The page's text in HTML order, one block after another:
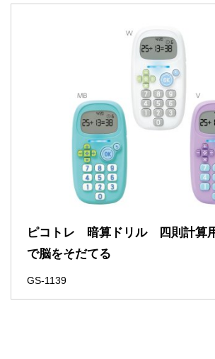
ピコトレ 暗算ドリル 四則計算
で脳をそだてる
GS-1139